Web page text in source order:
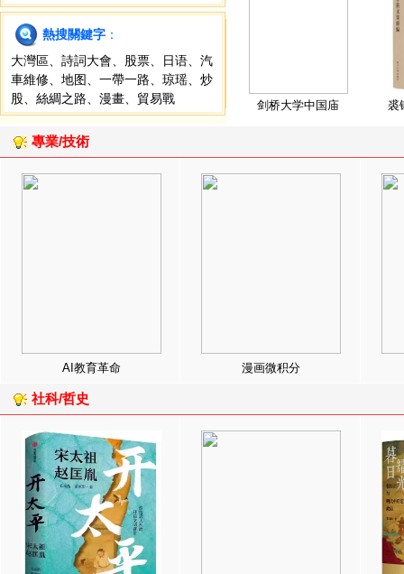
熱搜關鍵字 ：
大灣區
詩詞大會 股票 日语
汽
車維修
地图 一帶一路 琼瑶
炒
股
絲綢之路 漫畫 貿易戰 剑桥大学中国庙 裘
專業/技術
AI教育革命 漫画微积分
社科/哲史